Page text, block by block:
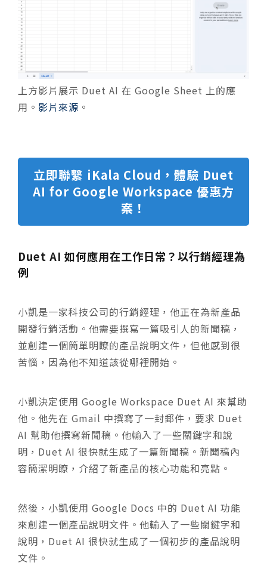
上方影片展示 Duet AI 在 Google Sheet 上的應
用。 影片來源 。
立即聯繫 iKala Cloud，體驗 Duet
AI for Google Workspace 優惠方
案！
Duet AI 如何應用在工作日常？以行銷經理為
例
小凱是一家科技公司的行銷經理，他正在為新產品
開發行銷活動。他需要撰寫一篇吸引人的新聞稿，
並創建一個簡單明瞭的產品說明文件，但他感到很
苦惱，因為他不知道該從哪裡開始。
小凱決定使用 Google Workspace Duet AI 來幫助
他。他先在 Gmail 中撰寫了一封郵件，要求 Duet
AI 幫助他撰寫新聞稿。他輸入了一些關鍵字和說
明，Duet AI 很快就生成了一篇新聞稿。新聞稿內
容簡潔明瞭，介紹了新產品的核心功能和亮點。
然後，小凱使用 Google Docs 中的 Duet AI 功能
來創建一個產品說明文件。他輸入了一些關鍵字和
說明，Duet AI 很快就生成了一個初步的產品說明
文件。